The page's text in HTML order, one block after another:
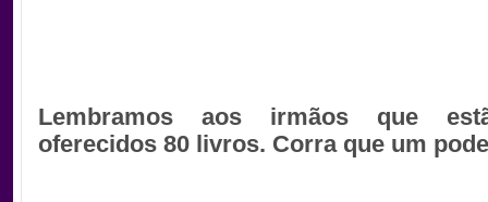
Lembramos aos irmãos que
oferecidos 80 livros. Corra que um